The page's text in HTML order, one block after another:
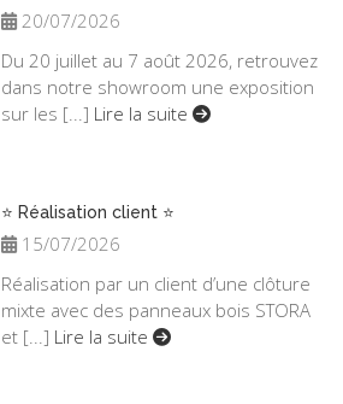
20/07/2026
Du 20 juillet au 7 août 2026, retrouvez
dans notre showroom une exposition
sur les [...] Lire la suite
⭐ Réalisation client ⭐
15/07/2026
Réalisation par un client d’une clôture
mixte avec des panneaux bois STORA
et [...] Lire la suite